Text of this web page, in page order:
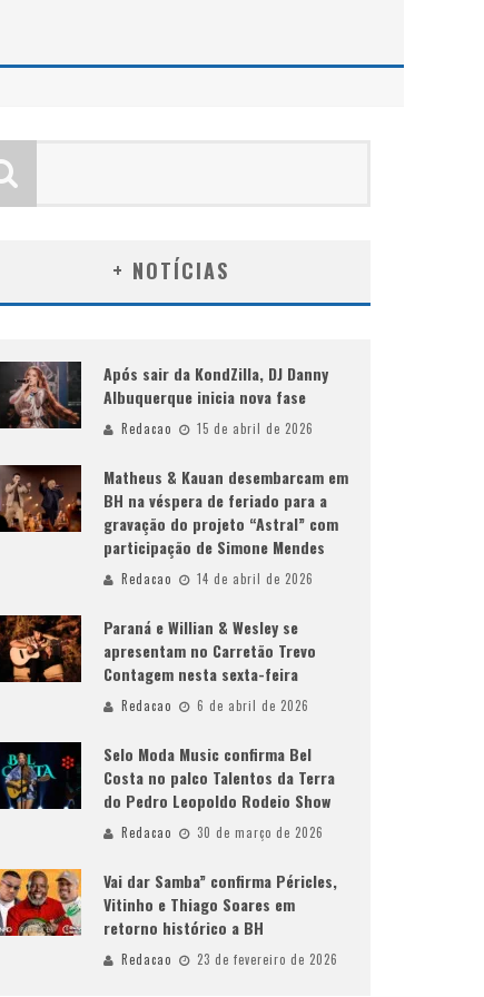
+ NOTÍCIAS
Após sair da KondZilla, DJ Danny
Albuquerque inicia nova fase
Redacao 15 de abril de 2026
Matheus & Kauan desembarcam em
BH na véspera de feriado para a
gravação do projeto “Astral” com
participação de Simone Mendes
Redacao 14 de abril de 2026
Paraná e Willian & Wesley se
apresentam no Carretão Trevo
Contagem nesta sexta-feira
Redacao 6 de abril de 2026
Selo Moda Music confirma Bel
Costa no palco Talentos da Terra
do Pedro Leopoldo Rodeio Show
Redacao 30 de março de 2026
Vai dar Samba” confirma Péricles,
Vitinho e Thiago Soares em
retorno histórico a BH
Redacao 23 de fevereiro de 2026